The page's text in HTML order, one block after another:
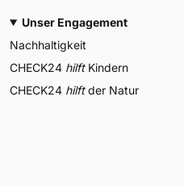
Unser Engagement
Nachhaltigkeit
CHECK24 hilftKindern
CHECK24 hilftder Natur